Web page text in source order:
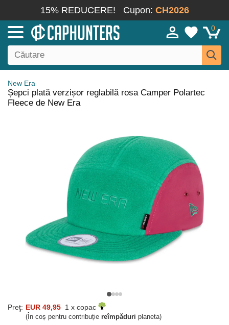
15% REDUCERE! Cupon: CH2026
0
New Era
Șepci plată verzișor reglabilă rosa Camper Polartec
Fleece de New Era
Preţ: EUR 49,95 1 x copac
(În coș pentru contribuție reîmpăduri planeta)